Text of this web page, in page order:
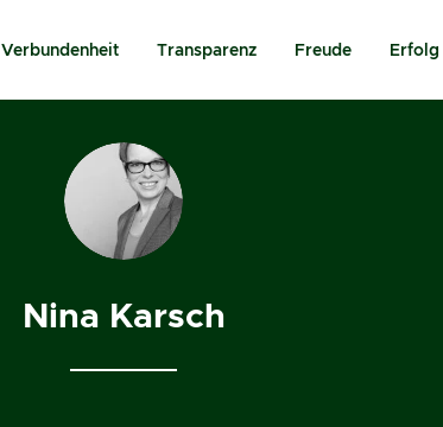
Verbundenheit Transparenz Freude Erfolg
Nina Karsch